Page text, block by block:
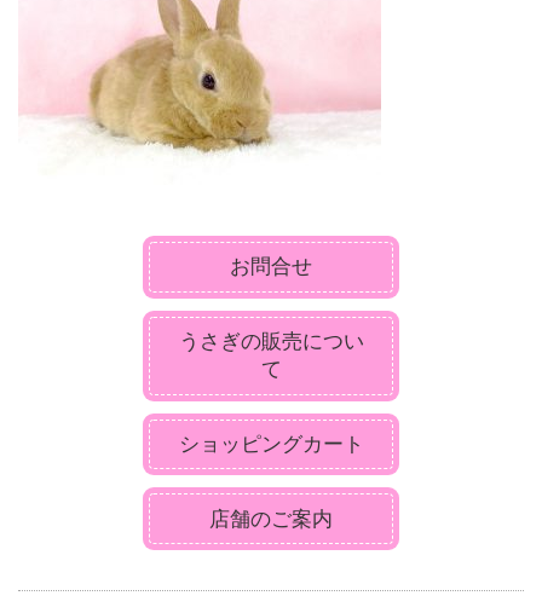
お問合せ
うさぎの販売につい
て
ショッピングカート
店舗のご案内